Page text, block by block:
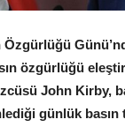
Özgürlüğü
özgürlüğü
John Kirby,
günlük basın